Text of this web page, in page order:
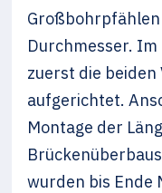
Durchmesser.
zuerst die
aufgerichtet.
Montage der
wurden bis Ende